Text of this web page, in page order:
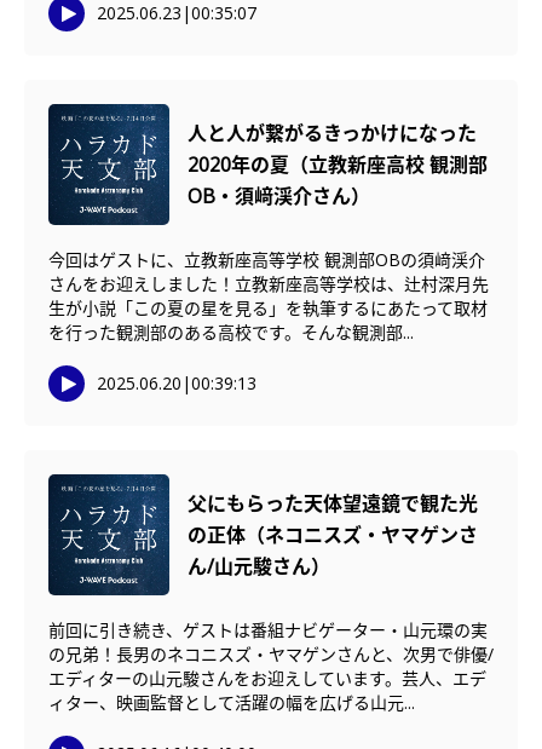
2025.06.23 |00:35:07
人と人が繋がるきっかけになった
2020年の夏（立教新座高校 観測部
OB・須﨑渓介さん）
今回はゲストに、立教新座高等学校 観測部OBの須﨑渓介
さんをお迎えしました！立教新座高等学校は、辻村深月先
生が小説「この夏の星を見る」を執筆するにあたって取材
を行った観測部のある高校です。そんな観測部...
2025.06.20 |00:39:13
父にもらった天体望遠鏡で観た光
の正体（ネコニスズ・ヤマゲンさ
ん/山元駿さん）
前回に引き続き、ゲストは番組ナビゲーター・山元環の実
の兄弟！長男のネコニスズ・ヤマゲンさんと、次男で俳優/
エディターの山元駿さんをお迎えしています。芸人、エデ
ィター、映画監督として活躍の幅を広げる山元...